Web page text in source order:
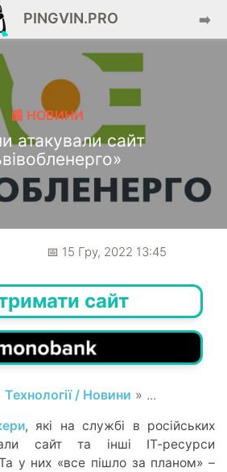
PINGVIN.PRO ➡️
📰 НОВИНИ
атакували сайт
📅 15 Гру, 2022 13:45
сайт
Технології / Новини » ...
, які на службі в російських
сайт та інші ІТ-ресурси
у них «все пішло за планом» –